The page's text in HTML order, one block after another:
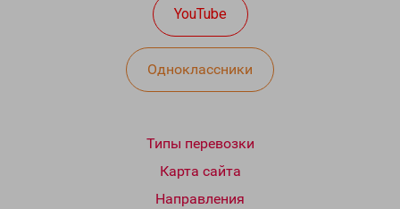
YouTube
Одноклассники
Типы перевозки
Карта сайта
Направления